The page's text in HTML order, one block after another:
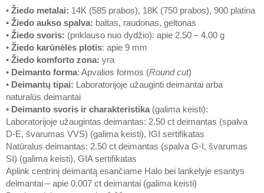
• Žiedo metalai: 14K (585 prabos), 18K (750 prabos), 900 platina
• Žiedo aukso spalva: baltas, raudonas, geltonas
• Žiedo svoris: (priklauso nuo dydžio): apie 2.50 – 4.00 g
• Žiedo karūnėlės plotis: apie 9 mm
• Žiedo komforto zona: yra
• Deimanto forma: Apvalios formos (Round cut)
• Deimantų tipai: Laboratorijoje užauginti deimantai arba
naturalūs deimantai
• Deimanto svoris ir charakteristika (galima keisti):
Laboratorijoje užaugintas deimantas: 2.50 ct deimantas (spalva
D-E, švarumas VVS) (galima keisti), IGI sertifikatas
Natūralus deimantas: 2.50 ct deimantas (spalva G-I, švarumas
SI) (galima keisti), GIA sertifikatas
Aplink centrinį deimantą esančiame Halo bei lankelyje esantys
deimantai – apie 0.007 ct deimantai (galima keisti)